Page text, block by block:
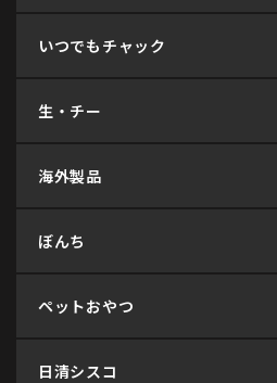
いつでもチャック
生・チー
海外製品
ぼんち
ペットおやつ
日清シスコ